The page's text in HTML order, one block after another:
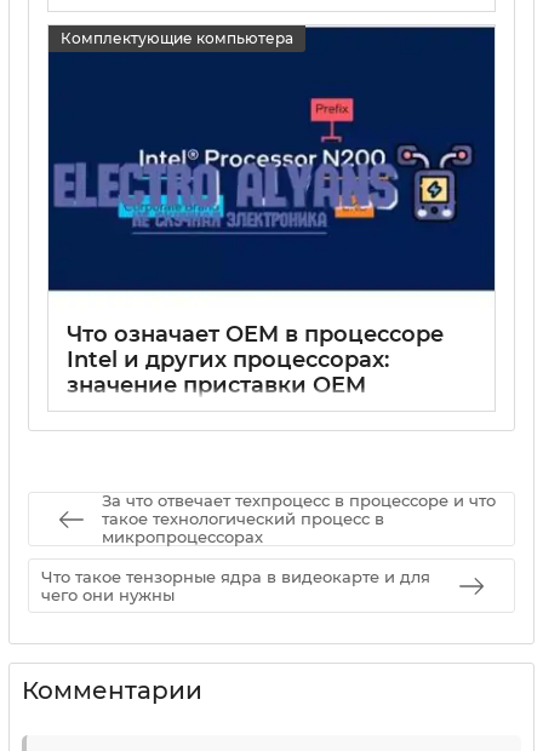
15 05 2025 0
Комплектующие компьютера
Что означает OEM в процессоре
Intel и других процессорах:
значение приставки OEM
За что отвечает техпроцесс в процессоре и что
такое технологический процесс в
микропроцессорах
Что такое тензорные ядра в видеокарте и для
чего они нужны
Комментарии